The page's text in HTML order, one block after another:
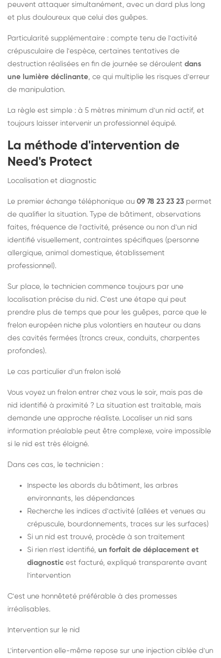
peuvent attaquer simultanément, avec un dard plus long
et plus douloureux que celui des guêpes.
Particularité supplémentaire : compte tenu de l'activité
crépusculaire de l'espèce, certaines tentatives de
destruction réalisées en fin de journée se déroulent dans
une lumière déclinante, ce qui multiplie les risques d'erreur
de manipulation.
La règle est simple : à 5 mètres minimum d'un nid actif, et
toujours laisser intervenir un professionnel équipé.
La méthode d'intervention de
Need's Protect
Localisation et diagnostic
Le premier échange téléphonique au 09 78 23 23 23 permet
de qualifier la situation. Type de bâtiment, observations
faites, fréquence de l'activité, présence ou non d'un nid
identifié visuellement, contraintes spécifiques (personne
allergique, animal domestique, établissement
professionnel).
Sur place, le technicien commence toujours par une
localisation précise du nid. C'est une étape qui peut
prendre plus de temps que pour les guêpes, parce que le
frelon européen niche plus volontiers en hauteur ou dans
des cavités fermées (troncs creux, conduits, charpentes
profondes).
Le cas particulier d'un frelon isolé
Vous voyez un frelon entrer chez vous le soir, mais pas de
nid identifié à proximité ? La situation est traitable, mais
demande une approche réaliste. Localiser un nid sans
information préalable peut être complexe, voire impossible
si le nid est très éloigné.
Dans ces cas, le technicien :
Inspecte les abords du bâtiment, les arbres
environnants, les dépendances
Recherche les indices d'activité (allées et venues au
crépuscule, bourdonnements, traces sur les surfaces)
Si un nid est trouvé, procède à son traitement
Si rien n'est identifié, un forfait de déplacement et
diagnostic est facturé, expliqué transparente avant
l'intervention
C'est une honnêteté préférable à des promesses
irréalisables.
Intervention sur le nid
L'intervention elle-même repose sur une injection ciblée d'un